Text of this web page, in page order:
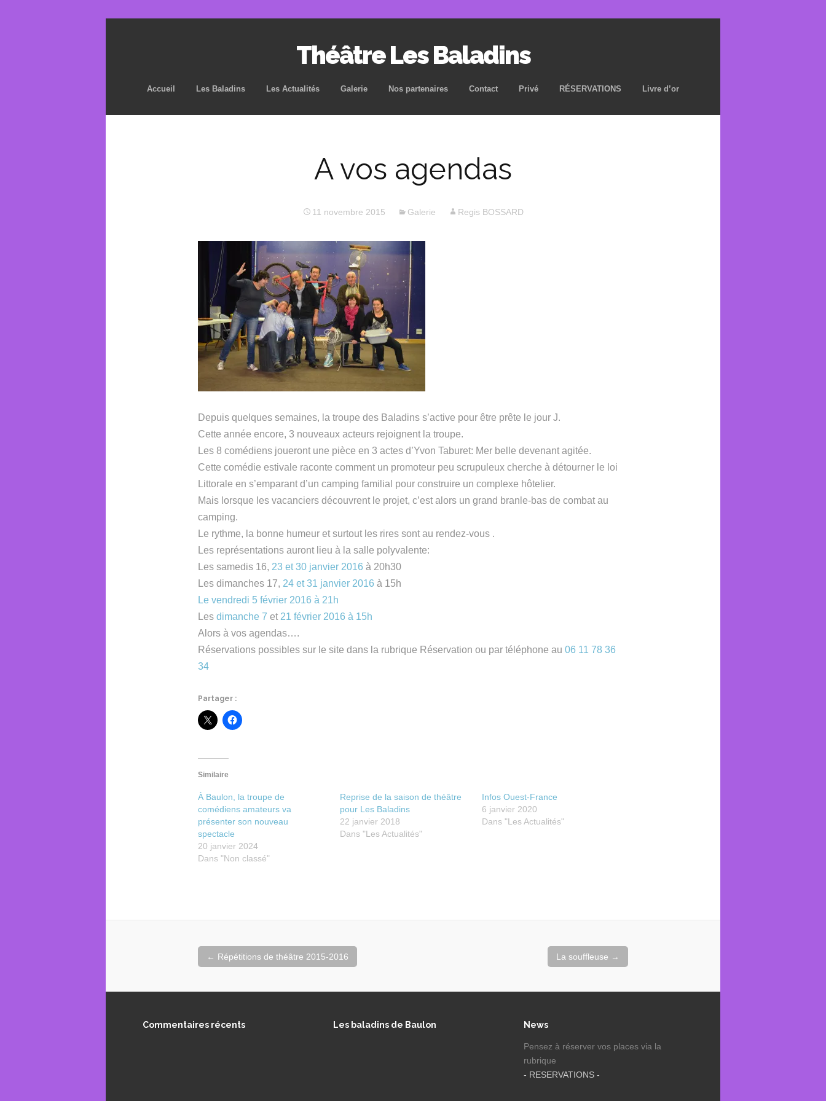
Théâtre Les Baladins
Aller
Accueil Les Baladins Les Actualités Galerie Nos partenaires Contact Privé RÉSERVATIONS Livre d’or
A vos agendas
11 novembre 2015 Galerie Regis BOSSARD
Depuis quelques semaines, la troupe des Baladins s’active pour être prête le jour J.
Cette année encore, 3 nouveaux acteurs rejoignent la troupe.
Les 8 comédiens joueront une pièce en 3 actes d’Yvon Taburet: Mer belle devenant agitée.
Cette comédie estivale raconte comment un promoteur peu scrupuleux cherche à détourner le loi
Littorale en s’emparant d’un camping familial pour construire un complexe hôtelier.
Mais lorsque les vacanciers découvrent le projet, c’est alors un grand branle-bas de combat au
camping.
Le rythme, la bonne humeur et surtout les rires sont au rendez-vous .
Les représentations auront lieu à la salle polyvalente:
Les samedis 16, 23 et 30 janvier 2016 à 20h30
Les dimanches 17, 24 et 31 janvier 2016 à 15h
Le vendredi 5 février 2016 à 21h
Les dimanche 7 et 21 février 2016 à 15h
Alors à vos agendas….
Réservations possibles sur le site dans la rubrique Réservation ou par téléphone au 06 11 78 36
34
Partager :
Similaire
À Baulon, la troupe de
comédiens amateurs va
présenter son nouveau
spectacle
20 janvier 2024
Dans "Non classé"
Reprise de la saison de théâtre
pour Les Baladins
22 janvier 2018
Dans "Les Actualités"
Infos Ouest-France
6 janvier 2020
Dans "Les Actualités"
Navigation
l'article
← Répétitions de théâtre 2015-2016 La souffleuse →
Commentaires récents Les baladins de Baulon News
Pensez à réserver vos places via la
rubrique
- RESERVATIONS -